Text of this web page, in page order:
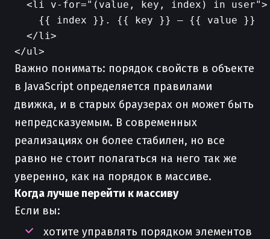
  <li v-for="(value, key, index) in user">
    {{ index }}. {{ key }} — {{ value }}
  </li>
Важно понимать: порядок свойств в объекте
в JavaScript определяется правилами
движка, и в старых браузерах он может быть
непредсказуемым. В современных
реализациях он более стабилен, но все
равно не стоит полагаться на него так же
уверенно, как на порядок в массиве.
Когда лучше перейти к массиву
Если вы:
хотите управлять порядком элементов